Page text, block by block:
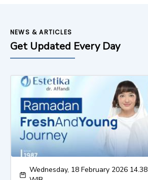
NEWS & ARTICLES
Get Updated Every Day
Wednesday, 18 February 2026 14.38